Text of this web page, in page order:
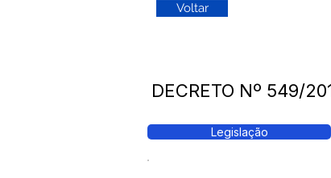
Voltar
DECRETO Nº 549/
Legislação